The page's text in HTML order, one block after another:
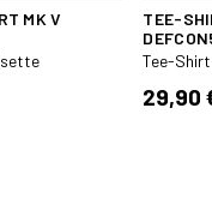
MK V
TEE-
Tee-
29,90